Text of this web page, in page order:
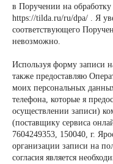
в Поручении на
https://tilda.ru/ru/dpa/ . Я
соответствующего
невозможно.
Используя форму записи
также предоставляю
моих персональных
телефона, которые я
осуществлении записи)
(поставщику сервиса
7604249353, 150040, г.
организации записи на
согласия является